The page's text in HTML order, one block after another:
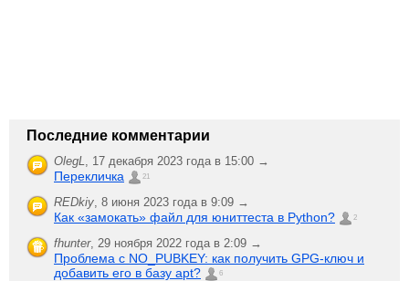
Последние комментарии
OlegL, 17 декабря 2023 года в 15:00 →
Перекличка 21
REDkiy, 8 июня 2023 года в 9:09 →
Как «замокать» файл для юниттеста в Python? 2
fhunter, 29 ноября 2022 года в 2:09 →
Проблема с NO_PUBKEY: как получить GPG-ключ и
добавить его в базу apt?
6